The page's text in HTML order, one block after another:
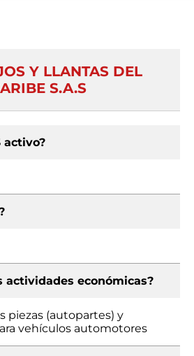
Y LLANTAS DEL
S.A.S
activo?
actividades económicas?
piezas (autopartes) y
vehículos automotores